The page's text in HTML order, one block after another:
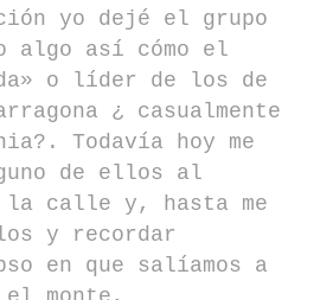
yo dejé el grupo
algo así cómo el
o líder de los de
¿ casualmente
Todavía hoy me
de ellos al
la calle y, hasta me
y recordar
en que salíamos a